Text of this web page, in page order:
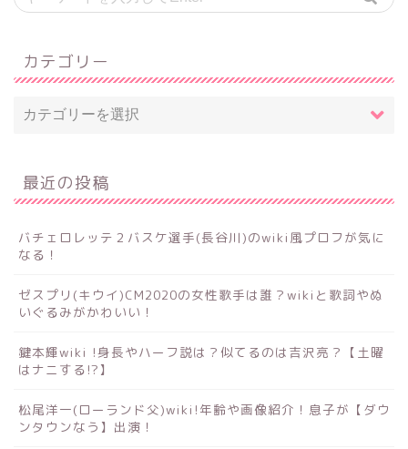
カテゴリー
最近の投稿
バチェロレッテ２バスケ選手(長谷川)のwiki風プロフが気に
なる！
ゼスプリ(キウイ)CM2020の女性歌手は誰？wikiと歌詞やぬ
いぐるみがかわいい！
鍵本輝wiki !身長やハーフ説は？似てるのは吉沢亮？【土曜
はナニする!?】
松尾洋一(ローランド父)wiki!年齢や画像紹介！息子が【ダウ
ンタウンなう】出演！